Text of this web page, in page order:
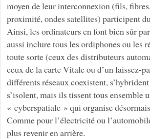
moyen de leur interconnexion (fils,
proximité, ondes satellites) participent
Ainsi, les ordinateurs en font bien sûr
aussi inclure tous les ordiphones ou les
toute sorte (ceux des distributeurs
ceux de la carte Vitale ou d’un laissez-
différents réseaux coexistent,
s’isolent, mais ils tissent tous ensemble
« cyberspatiale » qui organise
Comme pour l’électricité ou
plus revenir en arrière.